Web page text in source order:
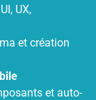
UX,
et création
et auto-